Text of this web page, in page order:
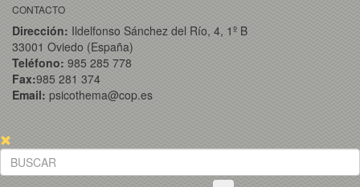
CONTACTO
Dirección: Ildelfonso Sánchez del Río, 4, 1º B
33001 Oviedo (España)
Teléfono: 985 285 778
Fax:985 281 374
Email: psicothema@cop.es